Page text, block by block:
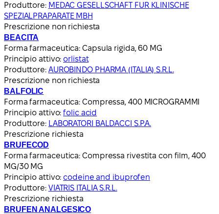
Produttore: MEDAC GESELLSCHAFT FUR KLINISCHE
SPEZIALPRAPARATE MBH
Prescrizione non richiesta
BEACITA
Forma farmaceutica: Capsula rigida, 60 MG
Principio attivo: orlistat
Produttore: AUROBINDO PHARMA (ITALIA) S.R.L.
Prescrizione non richiesta
BALFOLIC
Forma farmaceutica: Compressa, 400 MICROGRAMMI
Principio attivo:folic acid
Produttore: LABORATORI BALDACCI S.P.A.
Prescrizione richiesta
BRUFECOD
Forma farmaceutica: Compressa rivestita con film, 400
MG/30 MG
Principio attivo: codeine and ibuprofen
Produttore: VIATRIS ITALIA S.R.L.
Prescrizione richiesta
BRUFEN ANALGESICO